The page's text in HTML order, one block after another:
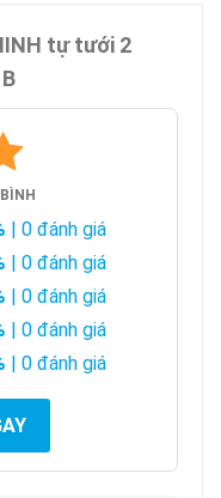
tự tưới 2
| 0 đánh giá
| 0 đánh giá
| 0 đánh giá
| 0 đánh giá
| 0 đánh giá